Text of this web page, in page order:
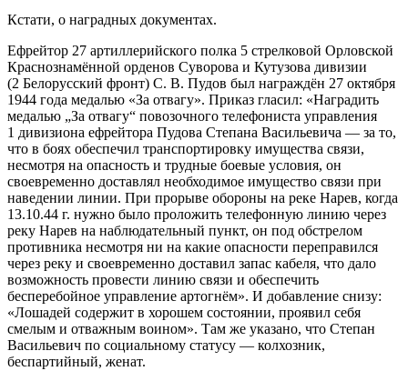
Кстати, о наградных документах.
Ефрейтор 27 артиллерийского полка 5 стрелковой Орловской
Краснознамённой орденов Суворова и Кутузова дивизии
(2 Белорусский фронт) С. В. Пудов был награждён 27 октября
1944 года медалью «За отвагу». Приказ гласил: «Наградить
медалью „За отвагу“ повозочного телефониста управления
1 дивизиона ефрейтора Пудова Степана Васильевича — за то,
что в боях обеспечил транспортировку имущества связи,
несмотря на опасность и трудные боевые условия, он
своевременно доставлял необходимое имущество связи при
наведении линии. При прорыве обороны на реке Нарев, когда
13.10.44 г. нужно было проложить телефонную линию через
реку Нарев на наблюдательный пункт, он под обстрелом
противника несмотря ни на какие опасности переправился
через реку и своевременно доставил запас кабеля, что дало
возможность провести линию связи и обеспечить
бесперебойное управление артогнём». И добавление снизу:
«Лошадей содержит в хорошем состоянии, проявил себя
смелым и отважным воином». Там же указано, что Степан
Васильевич по социальному статусу — колхозник,
беспартийный, женат.